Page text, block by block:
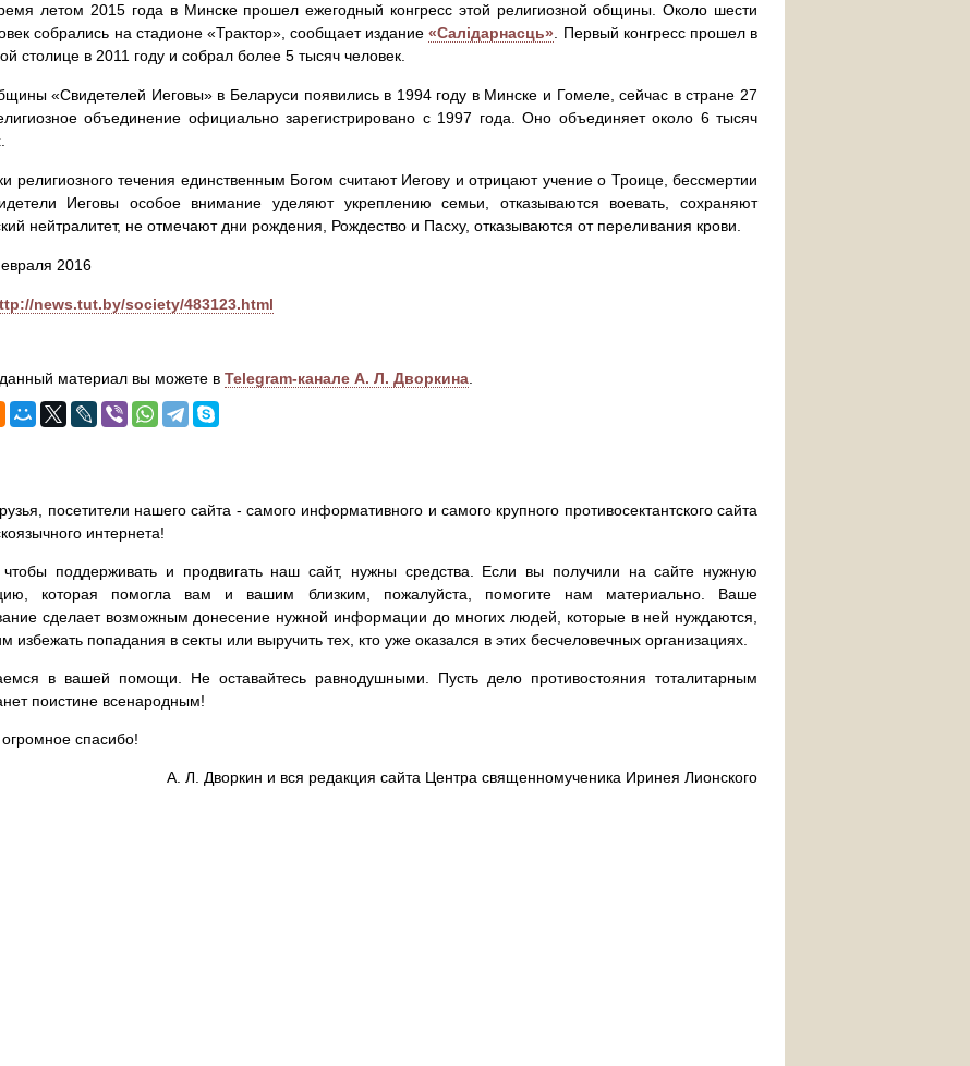
летом 2015 года в Минске прошел ежегодный конгресс этой религиозной общины. Около шести
собрались на стадионе «Трактор», сообщает издание«Салідарнасць» . Первый конгресс прошел в
столице в 2011 году и собрал более 5 тысяч человек.
«Свидетелей Иеговы» в Беларуси появились в 1994 году в Минске и Гомеле, сейчас в стране 27
объединение официально зарегистрировано с 1997 года. Оно объединяет около 6 тысяч
религиозного течения единственным Богом считают Иегову и отрицают учение о Троице, бессмертии
Иеговы особое внимание уделяют укреплению семьи, отказываются воевать, сохраняют
нейтралитет, не отмечают дни рождения, Рождество и Пасху, отказываются от переливания крови.
2016
news.tut.by/society/483123.html
материал вы можете в Telegram-канале А. Л. Дворкина
посетители нашего сайта - самого информативного и самого крупного противосектантского сайта
интернета!
чтобы поддерживать и продвигать наш сайт, нужны средства. Если вы получили на сайте нужную
которая помогла вам и вашим близким, пожалуйста, помогите нам материально. Ваше
сделает возможным донесение нужной информации до многих людей, которые в ней нуждаются,
избежать попадания в секты или выручить тех, кто уже оказался в этих бесчеловечных организациях.
в вашей помощи. Не оставайтесь равнодушными. Пусть дело противостояния тоталитарным
поистине всенародным!
спасибо!
А. Л. Дворкин и вся редакция сайта Центра священномученика Иринея Лионского